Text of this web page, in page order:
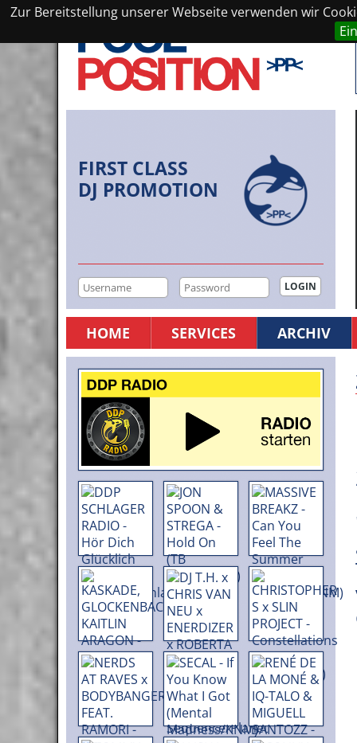
Zur Bereitstellung unserer Webseite verwenden wir
FIRST CLASS
DJ PROMOTION
HOME SERVICES ARCHIV